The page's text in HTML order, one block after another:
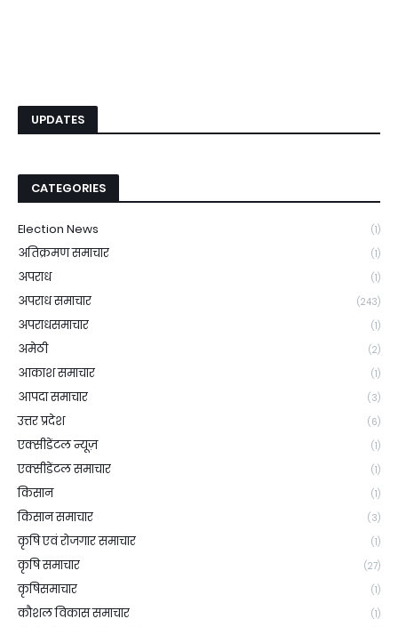
UPDATES
CATEGORIES
Election News (1)
अतिक्रमण समाचार (1)
अपराध (1)
अपराध समाचार (243)
अपराधसमाचार (1)
अमेठी (2)
आकाश समाचार (1)
आपदा समाचार (3)
उत्तर प्रदेश (6)
एक्सीडेंटल न्यूज़ (1)
एक्सीडेंटल समाचार (1)
किसान (1)
किसान समाचार (3)
कृषि एवं रोजगार समाचार (1)
कृषि समाचार (27)
कृषिसमाचार (1)
कौशल विकास समाचार (1)